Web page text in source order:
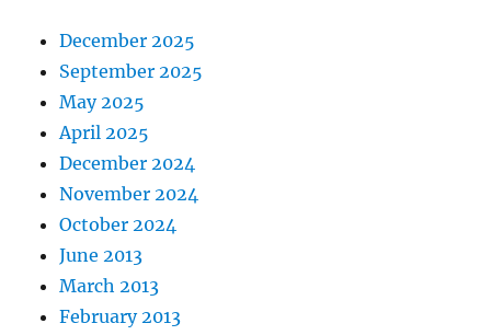
December 2025
September 2025
May 2025
April 2025
December 2024
November 2024
October 2024
June 2013
March 2013
February 2013